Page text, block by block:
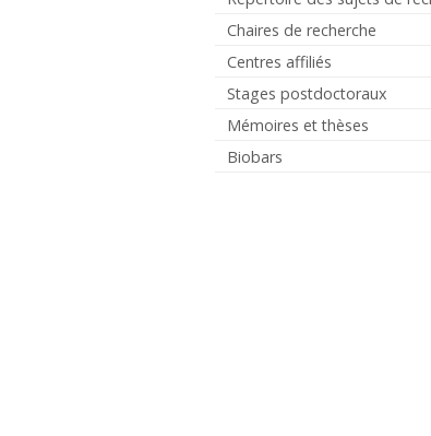
Chaires de recherche
Centres affiliés
Stages postdoctoraux
Mémoires et thèses
Biobars